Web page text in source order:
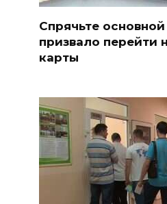
Спрячьте
призвало перейти
карты